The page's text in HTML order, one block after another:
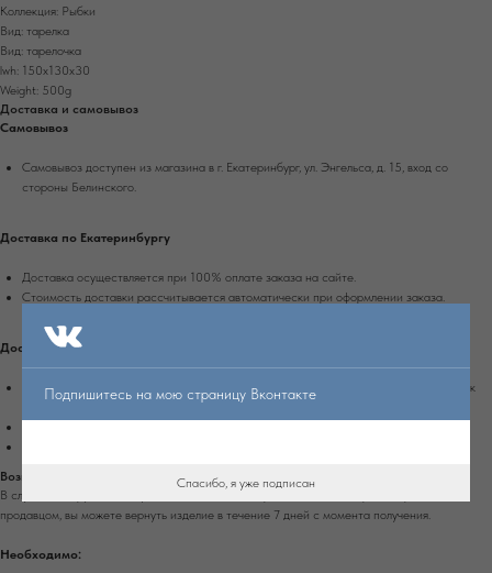
Коллекция: Рыбки
Вид: тарелка
Вид: тарелочка
lwh: 150x130x30
Weight: 500g
Доставка и самовывоз
Самовывоз
Самовывоз доступен из магазина в г. Екатеринбург, ул. Энгельса, д. 15, вход со
стороны Белинского.
Доставка по Екатеринбургу
Доставка осуществляется при 100% оплате заказа на сайте.
Стоимость доставки рассчитывается автоматически при оформлении заказа.
Доставка по России
Доставка осуществляется при 100% оплате заказа транспортной компанией Сдек
Возврат
В случае обнаружения дефекта на изделии, которое не было оговорено заранее с
продавцом, вы можете вернуть изделие в течение 7 дней с момента получения.
Необходимо:
Подпишитесь на мою страницу Вконтакте
Спасибо, я уже подписан